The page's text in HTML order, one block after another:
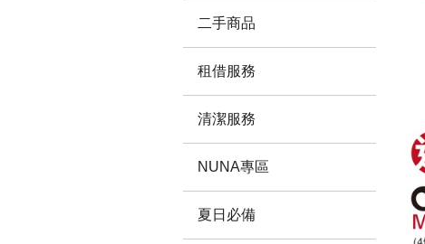
二手商品
租借服務
清潔服務
NUNA專區
夏日必備